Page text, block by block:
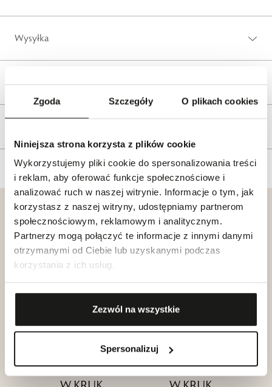
Zgoda Szczegóły O plikach cookies
Niniejsza strona korzysta z plików cookie
Wykorzystujemy pliki cookie do spersonalizowania treści
i reklam, aby oferować funkcje społecznościowe i
analizować ruch w naszej witrynie. Informacje o tym, jak
korzystasz z naszej witryny, udostępniamy partnerom
społecznościowym, reklamowym i analitycznym.
Partnerzy mogą połączyć te informacje z innymi danymi
otrzymanymi od Ciebie lub uzyskanymi podczas
korzystania z ich usług.
Zezwól na wszystkie
Spersonalizuj
Wysyłka
Reklamacje i zwroty
Klub dla
Przyjaciół
W.KRUK
Dołącz
W.KRUK
Aplikacja
Salony